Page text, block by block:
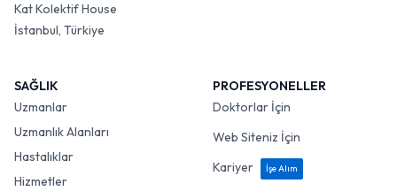
Kat Kolektif House
İstanbul, Türkiye
SAĞLIK
Uzmanlar
Uzmanlık Alanları
Hastalıklar
Hizmetler
PROFESYONELLER
Doktorlar İçin
Web Siteniz İçin
Kariyer
İşe Alım